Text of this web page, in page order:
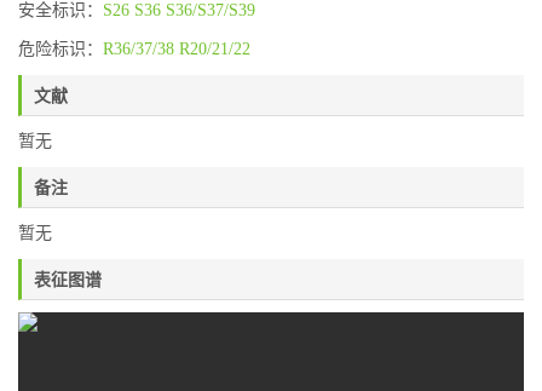
安全标识： S26 S36 S36/S37/S39
危险标识： R36/37/38 R20/21/22
文献
暂无
备注
暂无
表征图谱